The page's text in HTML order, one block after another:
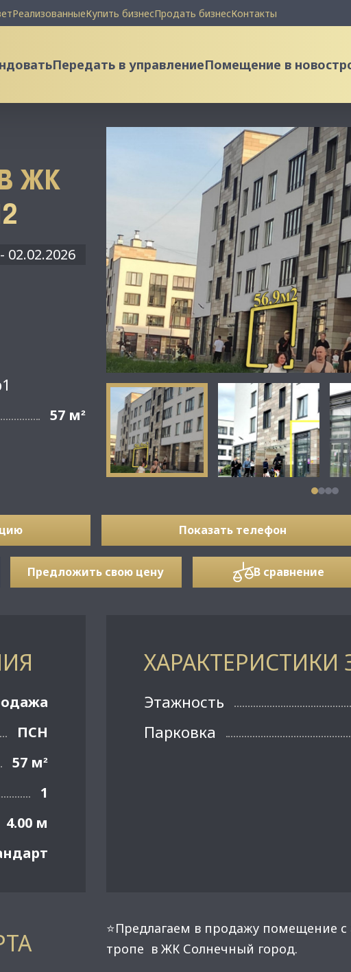
РеализованныеКупить бизнесПродать бизнесКонтакты
Передать в управлениеПомещение в
ЖК
57 м²
Показать телефон
Предложить свою цену В сравнение
ПСН
57 м²
1
4.00 м
ХАРАКТЕРИСТИКИ
Этажность
Парковка
⭐Предлагаем в продажу помещение
тропе в ЖК Солнечный город.